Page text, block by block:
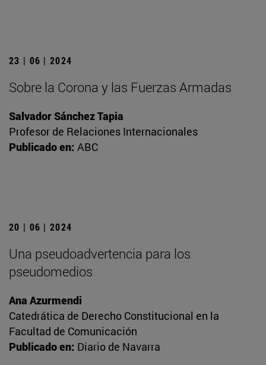
23 | 06 | 2024
Sobre la Corona y las Fuerzas Armadas
Salvador Sánchez Tapia
Profesor de Relaciones Internacionales
Publicado en: ABC
20 | 06 | 2024
Una pseudoadvertencia para los
pseudomedios
Ana Azurmendi
Catedrática de Derecho Constitucional en la
Facultad de Comunicación
Publicado en: Diario de Navarra